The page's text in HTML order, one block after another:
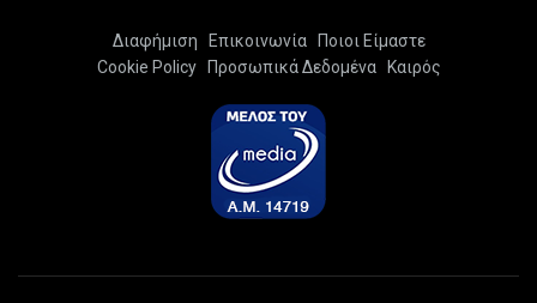
Διαφήμιση Επικοινωνία
Ποιοι Είμαστε
Cookie Policy
Προσωπικά Δεδομένα Καιρός